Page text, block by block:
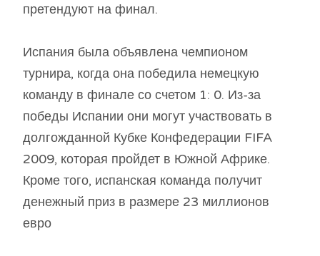
претендуют на финал.
Испания была объявлена ​​чемпионом
турнира, когда она победила немецкую
команду в финале со счетом 1: 0. Из-за
победы Испании они могут участвовать в
долгожданной Кубке Конфедерации FIFA
2009, которая пройдет в Южной Африке.
Кроме того, испанская команда получит
денежный приз в размере 23 миллионов
евро